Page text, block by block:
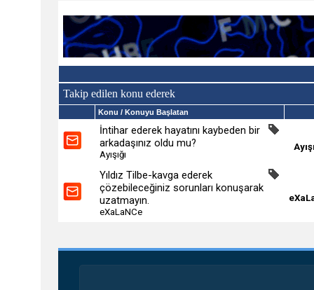
Takip edilen konu ederek
Konu / Konuyu Başlatan
İntihar ederek hayatını kaybeden bir
arkadaşınız oldu mu?
Ayışığı
Yıldız Tilbe-kavga ederek
çözebileceğiniz sorunları konuşarak
uzatmayın.
eXaLaNCe